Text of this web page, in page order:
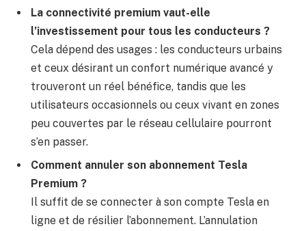
La connectivité premium vaut-elle
l’investissement pour tous les conducteurs ?
Cela dépend des usages : les conducteurs urbains
et ceux désirant un confort numérique avancé y
trouveront un réel bénéfice, tandis que les
utilisateurs occasionnels ou ceux vivant en zones
peu couvertes par le réseau cellulaire pourront
s’en passer.
Comment annuler son abonnement Tesla
Premium ?
Il suffit de se connecter à son compte Tesla en
ligne et de résilier l’abonnement. L’annulation